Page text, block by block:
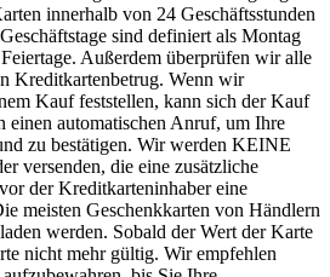
innerhalb von 24 Geschäftsstunden
sind definiert als Montag
Außerdem überprüfen wir alle
Kreditkartenbetrug. Wenn wir
Kauf feststellen, kann sich der Kauf
einen automatischen Anruf, um Ihre
zu bestätigen. Wir werden KEINE
versenden, die eine zusätzliche
der Kreditkarteninhaber eine
meisten Geschenkkarten von Händlern
werden. Sobald der Wert der Karte
nicht mehr gültig. Wir empfehlen